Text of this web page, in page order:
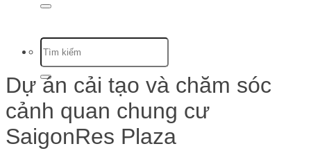
Dự án cải tạo và chăm sóc
cảnh quan chung cư
SaigonRes Plaza